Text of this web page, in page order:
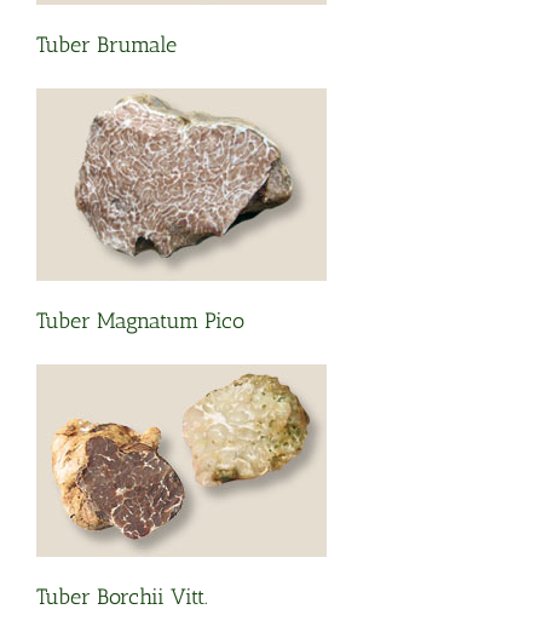
Tuber Brumale
Tuber Magnatum Pico
Tuber Borchii Vitt.